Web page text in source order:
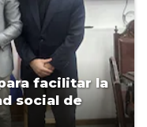
facilitar la
social de